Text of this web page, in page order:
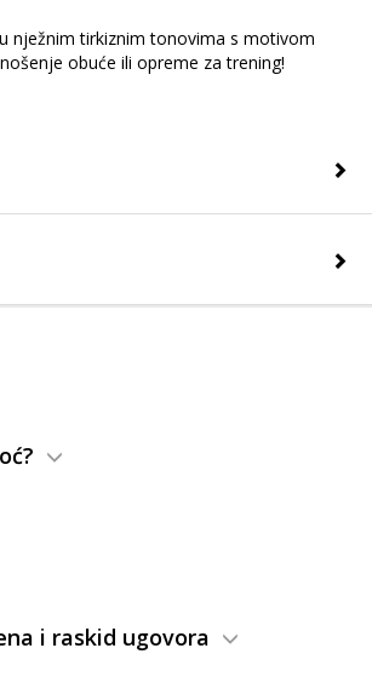
nježnim tirkiznim tonovima s motivom
obuće ili opreme za trening!
i raskid ugovora